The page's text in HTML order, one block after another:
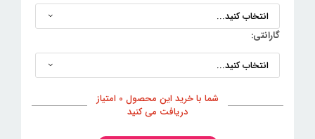
گارانتی:
شما با خرید این محصول 0 امتیاز
دریافت می کنید